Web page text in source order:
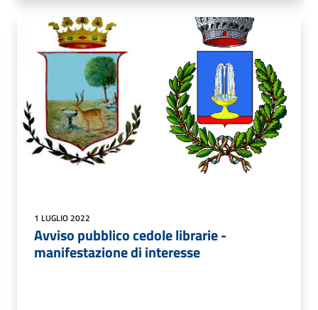
1 LUGLIO 2022
Avviso pubblico cedole librarie -
manifestazione di interesse